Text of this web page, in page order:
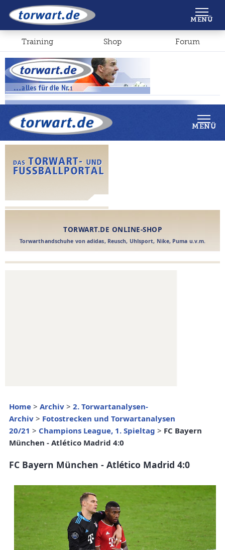
Shop Forum
MENÜ
Home > Archiv > 2. Torwartanalysen-
Archiv > Fotostrecken und Torwartanalysen
20/21 > Champions League, 1. Spieltag > FC Bayern
München - Atlético Madrid 4:0
FC Bayern München - Atlético Madrid 4:0